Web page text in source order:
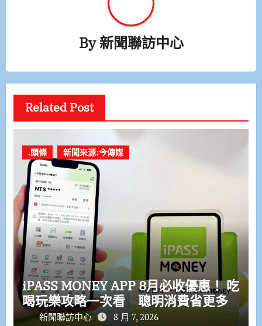
By新聞聯訪中心
Related Post
.頭條 新聞來源:今傳媒
iPASS MONEY APP 8月必收優惠！ 吃
喝玩樂攻略一次看 聰明消費省更多
新聞聯訪中心 8 月 7, 2026